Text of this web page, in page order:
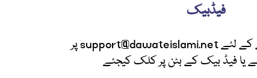
فیڈبیک
اپنی قیمتی آراء دینے کے لئے support@dawateislami.net پر
یا فیڈ بیک کے بٹن پر کلک کیجئے